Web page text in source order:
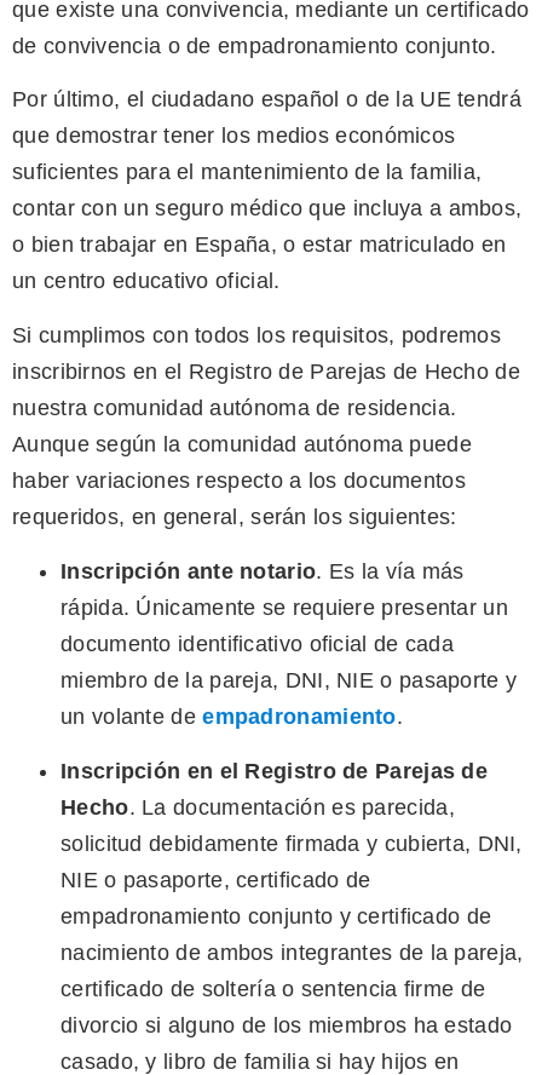
que existe una convivencia, mediante un certificado
de convivencia o de empadronamiento conjunto.
Por último, el ciudadano español o de la UE tendrá
que demostrar tener los medios económicos
suficientes para el mantenimiento de la familia,
contar con un seguro médico que incluya a ambos,
o bien trabajar en España, o estar matriculado en
un centro educativo oficial.
Si cumplimos con todos los requisitos, podremos
inscribirnos en el Registro de Parejas de Hecho de
nuestra comunidad autónoma de residencia.
Aunque según la comunidad autónoma puede
haber variaciones respecto a los documentos
requeridos, en general, serán los siguientes:
Inscripción ante notario. Es la vía más
rápida. Únicamente se requiere presentar un
documento identificativo oficial de cada
miembro de la pareja, DNI, NIE o pasaporte y
un volante deempadronamiento.
Inscripción en el Registro de Parejas de
Hecho. La documentación es parecida,
solicitud debidamente firmada y cubierta, DNI,
NIE o pasaporte, certificado de
empadronamiento conjunto y certificado de
nacimiento de ambos integrantes de la pareja,
certificado de soltería o sentencia firme de
divorcio si alguno de los miembros ha estado
casado, y libro de familia si hay hijos en